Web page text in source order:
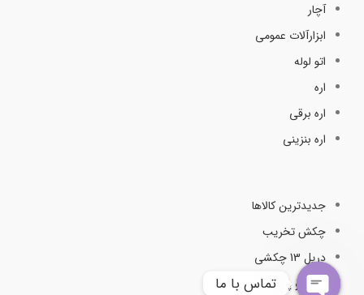
آچار
ابزارآلات عمومی
اتو لوله
اره
اره برقی
اره بنزینی
جدیدترین کالاها
چکش تخریب
دریل 13 چکشی
دریل و پیچ گوشتی
تماس با ما